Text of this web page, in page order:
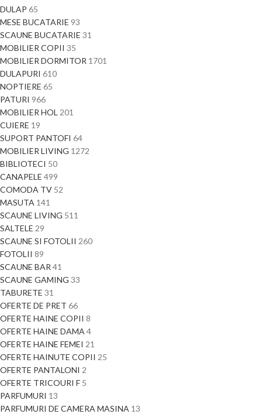
DULAP 65
MESE BUCATARIE 93
SCAUNE BUCATARIE 31
MOBILIER COPII 35
MOBILIER DORMITOR 1701
DULAPURI 610
NOPTIERE 65
PATURI 966
MOBILIER HOL 201
CUIERE 19
SUPORT PANTOFI 64
MOBILIER LIVING 1272
BIBLIOTECI 50
CANAPELE 499
COMODA TV 52
MASUTA 141
SCAUNE LIVING 511
SALTELE 29
SCAUNE SI FOTOLII 260
FOTOLII 89
SCAUNE BAR 41
SCAUNE GAMING 33
TABURETE 31
OFERTE DE PRET 66
OFERTE HAINE COPII 8
OFERTE HAINE DAMA 4
OFERTE HAINE FEMEI 21
OFERTE HAINUTE COPII 25
OFERTE PANTALONI 2
OFERTE TRICOURI F 5
PARFUMURI 13
PARFUMURI DE CAMERA MASINA 13